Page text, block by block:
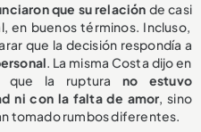
que su relación de casi
en buenos términos. Incluso,
que la decisión respondía a
. La misma Costa dijo en
que la ruptura no estuvo
ni con la falta de amor, sino
tomado rumbos diferentes.